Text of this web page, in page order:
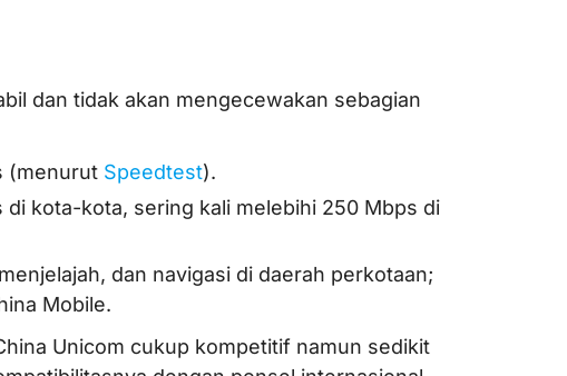
dan tidak akan mengecewakan sebagian
(menurut Speedtest).
kota-kota, sering kali melebihi 250 Mbps di
dan navigasi di daerah perkotaan;
Mobile.
Unicom cukup kompetitif namun sedikit